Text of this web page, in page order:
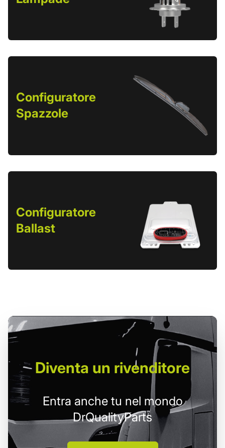
Configuratore
Spazzole
Configuratore
Ballast
Diventa un rivenditore
Entra anche tu nel mondo
DrQualityParts